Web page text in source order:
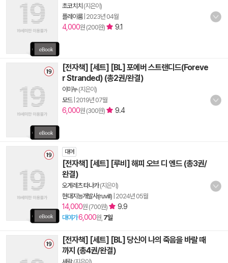
초코치치 (지은이)
플레이룸| 2023년 04월
4,000원 (200원) 9.1
[전자책] [세트] [BL] 포에버 스트랜디드(Foreve
r Stranded) (총2권/완결)
이미누(지은이)
모드| 2019년 07월
6,000원 (300원) 9.4
대여
[전자책] [세트] [루비] 해피 오브 디 엔드 (총3권/
완결)
오게레츠 타나카(지은이)
현대지능개발사(ruvill) 2024년 05월
14,000원 (700원) 9.9
대여가6,000원, 7일
[전자책] [세트] [BL] 당신이 나의 죽음을 바랄 때
까지 (총4권/완결)